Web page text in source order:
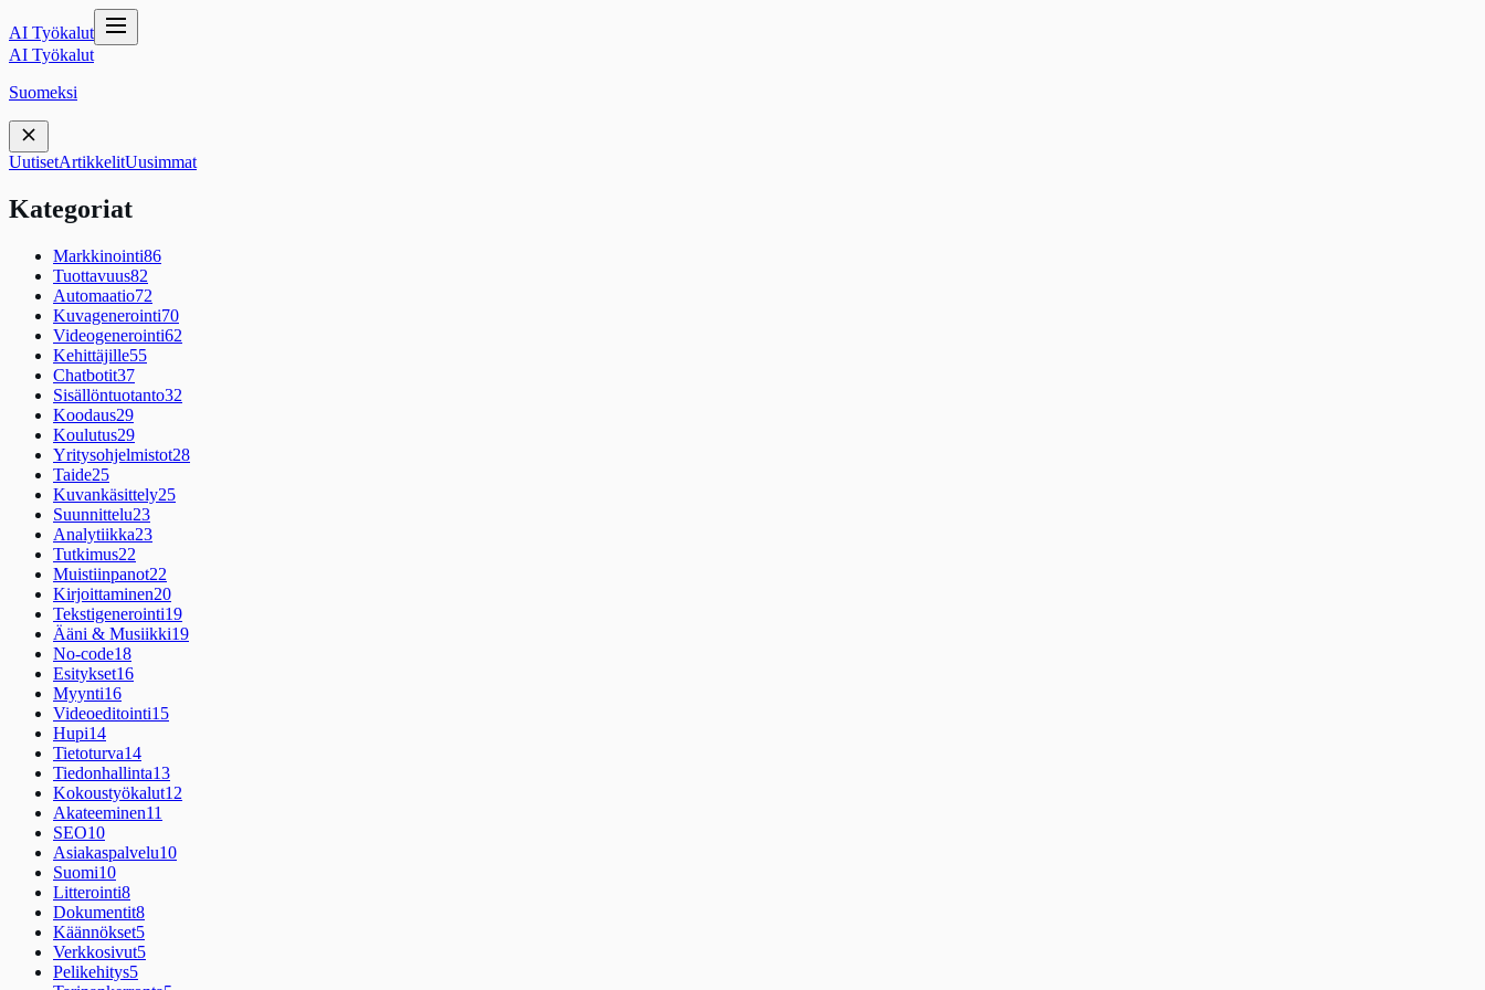
AI Työkalut
AI Työkalut
Suomeksi
UutisetArtikkelitUusimmat
Kategoriat
Markkinointi86
Tuottavuus82
Automaatio72
Kuvagenerointi70
Videogenerointi62
Kehittäjille55
Chatbotit37
Sisällöntuotanto32
Koodaus29
Koulutus29
Yritysohjelmistot28
Taide25
Kuvankäsittely25
Suunnittelu23
Analytiikka23
Tutkimus22
Muistiinpanot22
Kirjoittaminen20
Tekstigenerointi19
Ääni & Musiikki19
No-code18
Esitykset16
Myynti16
Videoeditointi15
Hupi14
Tietoturva14
Tiedonhallinta13
Kokoustyökalut12
Akateeminen11
SEO10
Asiakaspalvelu10
Suomi10
Litterointi8
Dokumentit8
Käännökset5
Verkkosivut5
Pelikehitys5